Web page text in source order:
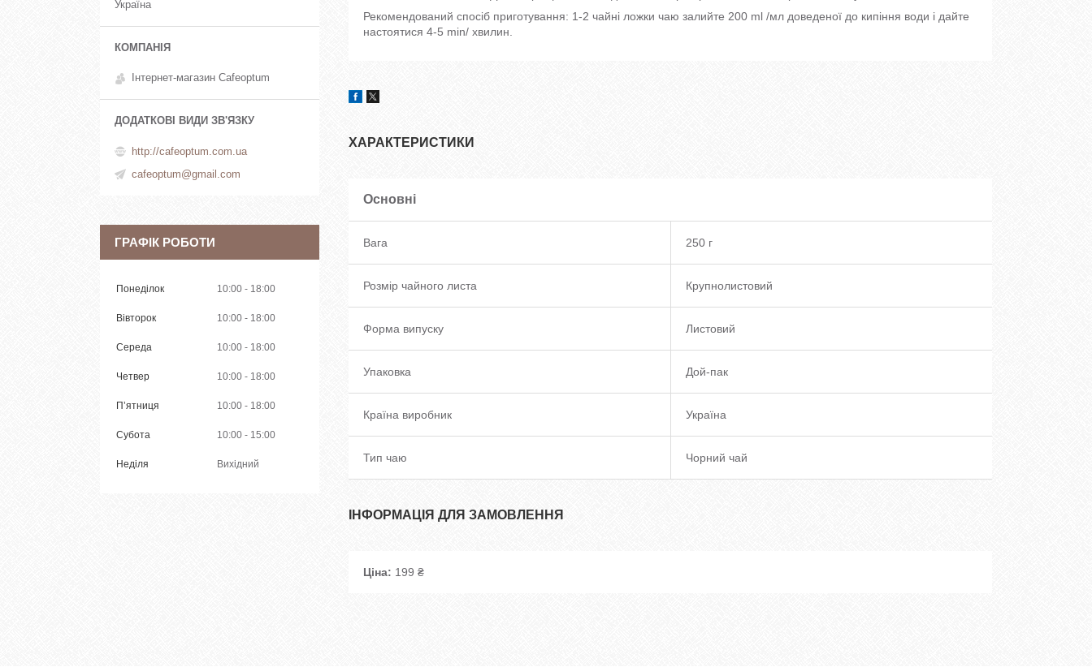
Рекомендований спосіб приготування: 1-2 чайні ложки чаю залийте 200 ml /мл доведеної до кипіння води і дайте
настоятися 4-5 min/ хвилин.
ХАРАКТЕРИСТИКИ
Основні
Вага 250 г
Розмір чайного листа Крупнолистовий
Форма випуску Листовий
Упаковка Дой-пак
Країна виробник Україна
Тип чаю Чорний чай
ІНФОРМАЦІЯ ДЛЯ ЗАМОВЛЕННЯ
Ціна: 199 ₴
Україна
Інтернет-магазин Cafeoptum
http://cafeoptum.com.ua
cafeoptum@gmail.com
ГРАФІК РОБОТИ
Понеділок 10:00 18:00
Вівторок 10:00 18:00
Середа 10:00 18:00
Четвер 10:00 18:00
Пʼятниця 10:00 18:00
Субота 10:00 15:00
Неділя Вихідний